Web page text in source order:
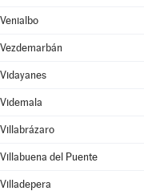
Venialbo
Vezdemarbán
Vidayanes
Videmala
Villabrázaro
Villabuena del Puente
Villadepera